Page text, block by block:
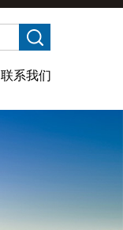
联系我们